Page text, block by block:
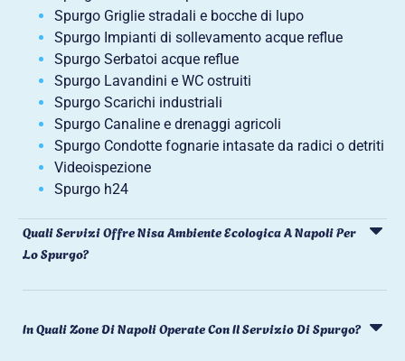
Spurgo Griglie stradali e bocche di lupo
Spurgo Impianti di sollevamento acque reflue
Spurgo Serbatoi acque reflue
Spurgo Lavandini e WC ostruiti
Spurgo Scarichi industriali
Spurgo Canaline e drenaggi agricoli
Spurgo Condotte fognarie intasate da radici o detriti
Videoispezione
Spurgo h24
Quali Servizi Offre Nisa Ambiente Ecologica A Napoli Per
Lo Spurgo?
In Quali Zone Di Napoli Operate Con Il Servizio Di Spurgo?